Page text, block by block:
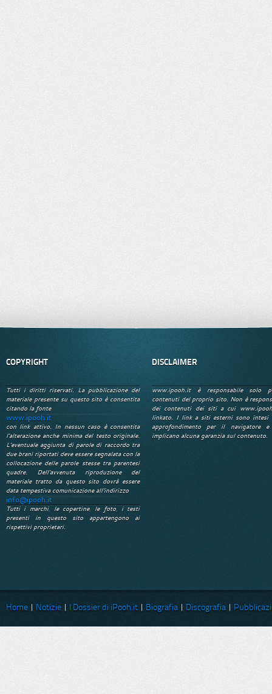
COPYRIGHT
Tutti i diritti riservati. La pubblicazione del
materiale presente su questo sito è consentita
citando la fonte
www.ipooh.it
con link attivo. In nessun caso è consentita
l'alterazione anche minima del testo originale.
L'eventuale aggiunta di parole di raccordo tra
due brani riportati deve essere segnalata con la
collocazione delle parole stesse tra parentesi
quadre. Dell'avvenuta riproduzione del
materiale tratto da questo sito dovrà essere
data tempestiva comunicazione all'indirizzo
info@ipooh.it
Tutti i marchi, le copertine, le foto, i testi
presenti in questo sito appartengono ai
rispettivi proprietari.
DISCLAIMER
www.ipooh.it è responsabile solo
contenuti del proprio sito. Non è
dei contenuti dei siti a cui
linkato. I link a siti esterni sono intesi
approfondimento per il navigatore
implicano alcuna garanzia sul contenuto.
Home Notizie I Dossier di iPooh.it Biografia Discografia